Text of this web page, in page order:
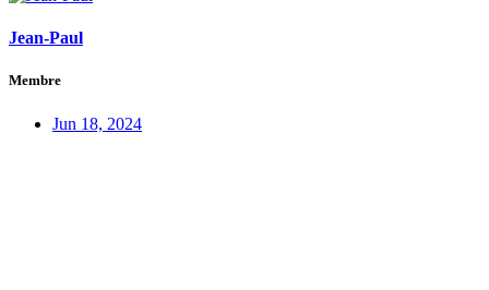
Jean-Paul
Membre
Jun 18, 2024